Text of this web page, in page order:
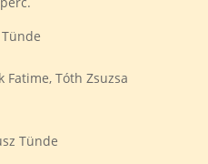
Fatime, Tóth Zsuzsa
Tünde